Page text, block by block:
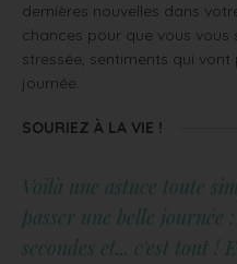
dernières nouvelles dans
chances pour que vous
stressée, sentiments qui
journée.
SOURIEZ À LA VIE !
Voilà une astuce toute
passer une belle journée
secondes et... c'est tout !